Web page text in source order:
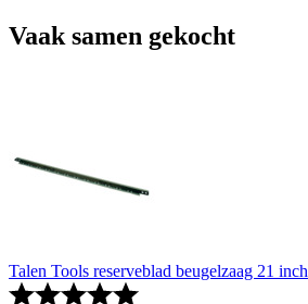
Vaak samen gekocht
Talen Tools reserveblad beugelzaag 21 inch